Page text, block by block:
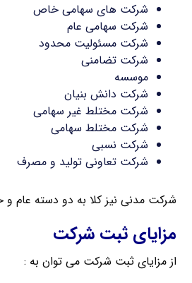
شرکت های سهامی خاص
شرکت سهامی عام
شرکت مسئولیت محدود
شرکت تضامنی
موسسه
شرکت دانش بنیان
شرکت مختلط غیر سهامی
شرکت مختلط سهامی
شرکت نسبی
شرکت تعاونی تولید و مصرف
شرکت مدنی نیز کلا به دو دسته
مزایای ثبت شرکت
از مزایای ثبت شرکت می توان به :